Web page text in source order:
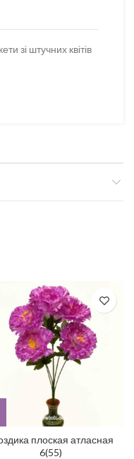
зі штучних квітів
плоская атласная
6(55)